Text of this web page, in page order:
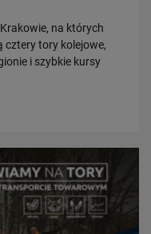
na których
cztery tory kolejowe,
i szybkie kursy